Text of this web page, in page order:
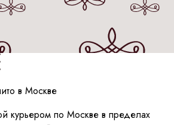
обработки данных
в Москве
курьером по Москве в пределах